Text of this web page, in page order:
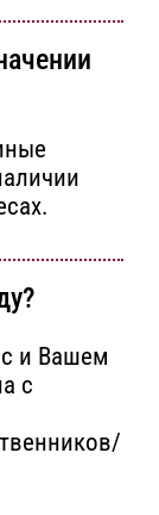
и Вашем
с